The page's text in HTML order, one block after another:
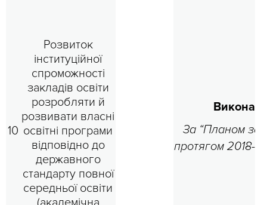
10
Розвиток
інституційної
спроможності
закладів освіти
розробляти й
розвивати власні
освітні програми
відповідно до
державного
стандарту повної
середньої освіти
За “Планом
протягом 2018-